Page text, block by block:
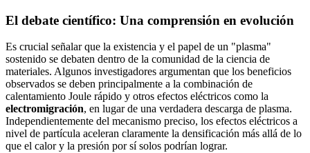
El debate científico: Una comprensión en evolución
Es crucial señalar que la existencia y el papel de un "plasma"
sostenido se debaten dentro de la comunidad de la ciencia de
materiales. Algunos investigadores argumentan que los beneficios
observados se deben principalmente a la combinación de
calentamiento Joule rápido y otros efectos eléctricos como la
electromigración, en lugar de una verdadera descarga de plasma.
Independientemente del mecanismo preciso, los efectos eléctricos a
nivel de partícula aceleran claramente la densificación más allá de lo
que el calor y la presión por sí solos podrían lograr.